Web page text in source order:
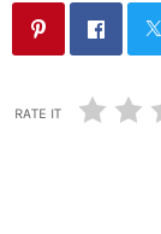
RATE IT